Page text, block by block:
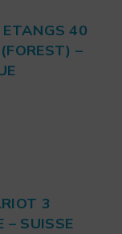
ETANGS 40
–
3
– SUISSE